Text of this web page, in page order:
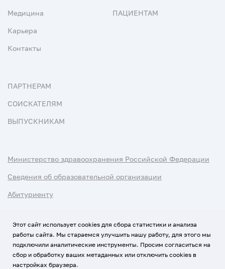
Медицина
Карьера
Контакты
ПАЦИЕНТАМ
ПАРТНЕРАМ
СОИСКАТЕЛЯМ
ВЫПУСКНИКАМ
Министерство здравоохранения Российской Федерации
Сведения об образовательной организации
Абитуриенту
Использование Cookies
Политика обработки персональных данных
Этот сайт использует cookies для сбора статистики и анализа
работы сайта. Мы стараемся улучшить нашу работу, для этого мы
подключили аналитические инструменты. Просим согласиться на
сбор и обработку ваших метаданных или отключить cookies в
настройках браузера.